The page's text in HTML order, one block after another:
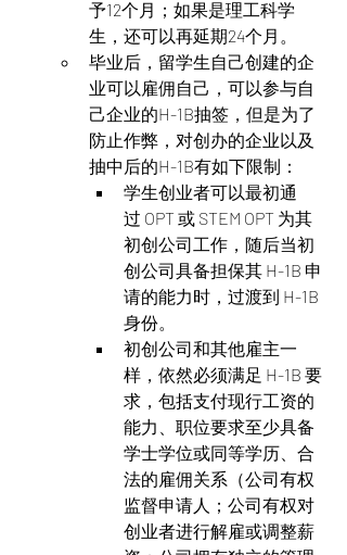
予12个月；如果是理工科学
生，还可以再延期24个月。
毕业后，留学生自己创建的企
业可以雇佣自己，可以参与自
己企业的H-1B抽签，但是为了
防止作弊，对创办的企业以及
抽中后的H-1B有如下限制：
学生创业者可以最初通
过 OPT 或 STEM OPT 为其
初创公司工作，随后当初
创公司具备担保其 H-1B 申
请的能力时，过渡到 H-1B
身份。
初创公司和其他雇主一
样，依然必须满足 H-1B 要
求，包括支付现行工资的
能力、职位要求至少具备
学士学位或同等学历、合
法的雇佣关系（公司有权
监督申请人；公司有权对
创业者进行解雇或调整薪